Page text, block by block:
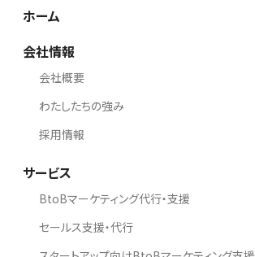
ホーム
会社情報
会社概要
わたしたちの強み
採用情報
サービス
BtoBマーケティング代行・支援
セールス支援・代行